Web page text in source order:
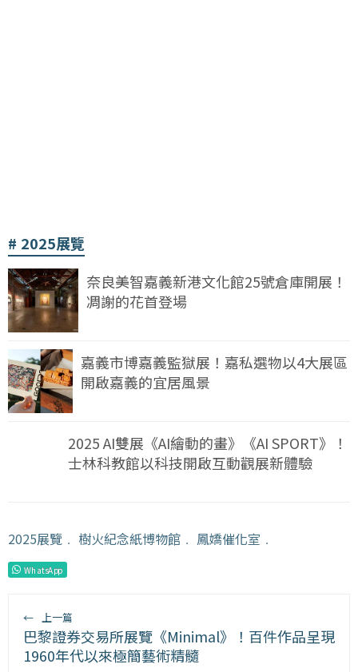
2025展覽
奈良美智嘉義新港文化館25號倉庫開展！
凋謝的花首登場
嘉義市博嘉義監獄展！嘉私選物以4大展區
開啟嘉義的宜居風景
2025 AI雙展《AI繪動的畫》《AI SPORT》！
士林科教館以科技開啟互動觀展新體驗
2025展覽 ﹒ 樹火紀念紙博物館 ﹒ 鳳嬌催化室 ﹒
WhatsApp
← 上一篇
巴黎證券交易所展覽《Minimal》！百件作品呈現
1960年代以來極簡藝術精髓